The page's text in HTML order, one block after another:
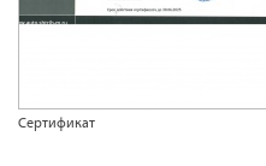
Сертификат